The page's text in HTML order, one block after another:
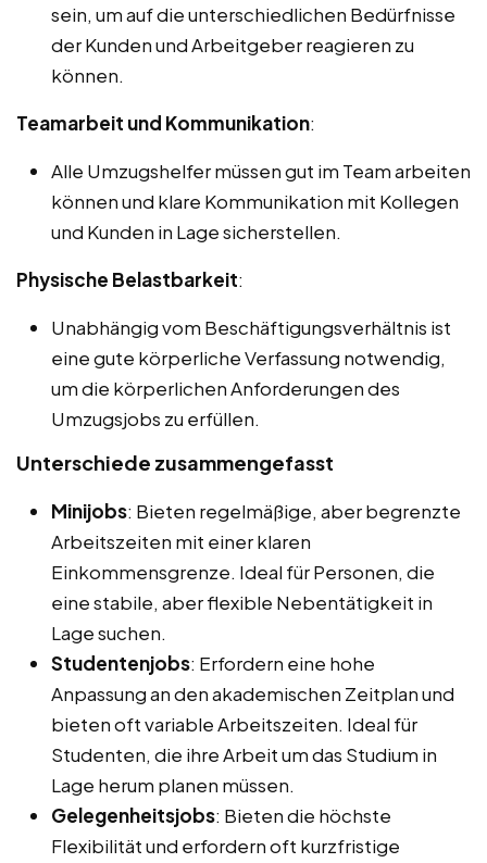
sein, um auf die unterschiedlichen Bedürfnisse
der Kunden und Arbeitgeber reagieren zu
können.
Teamarbeit und Kommunikation:
Alle Umzugshelfer müssen gut im Team arbeiten
können und klare Kommunikation mit Kollegen
und Kunden in Lage sicherstellen.
Physische Belastbarkeit:
Unabhängig vom Beschäftigungsverhältnis ist
eine gute körperliche Verfassung notwendig,
um die körperlichen Anforderungen des
Umzugsjobs zu erfüllen.
Unterschiede zusammengefasst
Minijobs: Bieten regelmäßige, aber begrenzte
Arbeitszeiten mit einer klaren
Einkommensgrenze. Ideal für Personen, die
eine stabile, aber flexible Nebentätigkeit in
Lage suchen.
Studentenjobs: Erfordern eine hohe
Anpassung an den akademischen Zeitplan und
bieten oft variable Arbeitszeiten. Ideal für
Studenten, die ihre Arbeit um das Studium in
Lage herum planen müssen.
Gelegenheitsjobs: Bieten die höchste
Flexibilität und erfordern oft kurzfristige